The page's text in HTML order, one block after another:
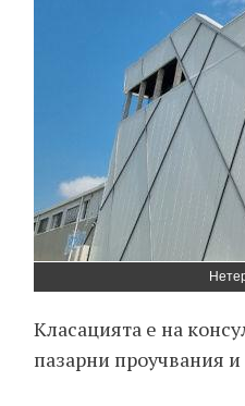
Класацията е на
пазарни проучвания